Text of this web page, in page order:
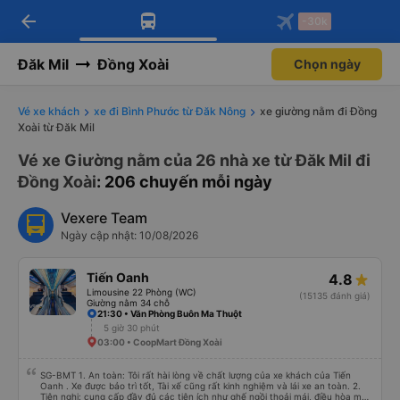
Tải app Vexere ngay!
Nhận ưu đãi thành viên độc
Mở app
Tải app Vexere
-30k/ghế khi đặt vé máy bay qua
Mở app
arrow_back -30k
Đăk Mil Đồng Xoài Chọn ngày
Vé xe khách xe đi Bình Phước từ Đăk Nông
xe giường nằm đi Đồng
Xoài từ Đăk Mil
Vé xe Giường nằm của 26 nhà xe từ Đăk Mil đi
Đồng Xoài: 206 chuyến mỗi ngày
Vexere Team
Ngày cập nhật: 10/08/2026
Tiến Oanh
Limousine 22 Phòng (WC)
Giường nằm 34 chỗ
4.8
(15135 đánh giá)
21:30 • Văn Phòng Buôn Ma Thuột
5 giờ 30 phút
03:00 • CoopMart Đồng Xoài
SG-BMT 1. An toàn: Tôi rất hài lòng về chất lượng của xe khách của Tiến
Oanh . Xe được bảo trì tốt, Tài xế cũng rất kinh nghiệm và lái xe an toàn. 2.
Tiện nghi: cung cấp đầy đủ các tiện ích như ghế ngồi thoải mái, điều hòa mát